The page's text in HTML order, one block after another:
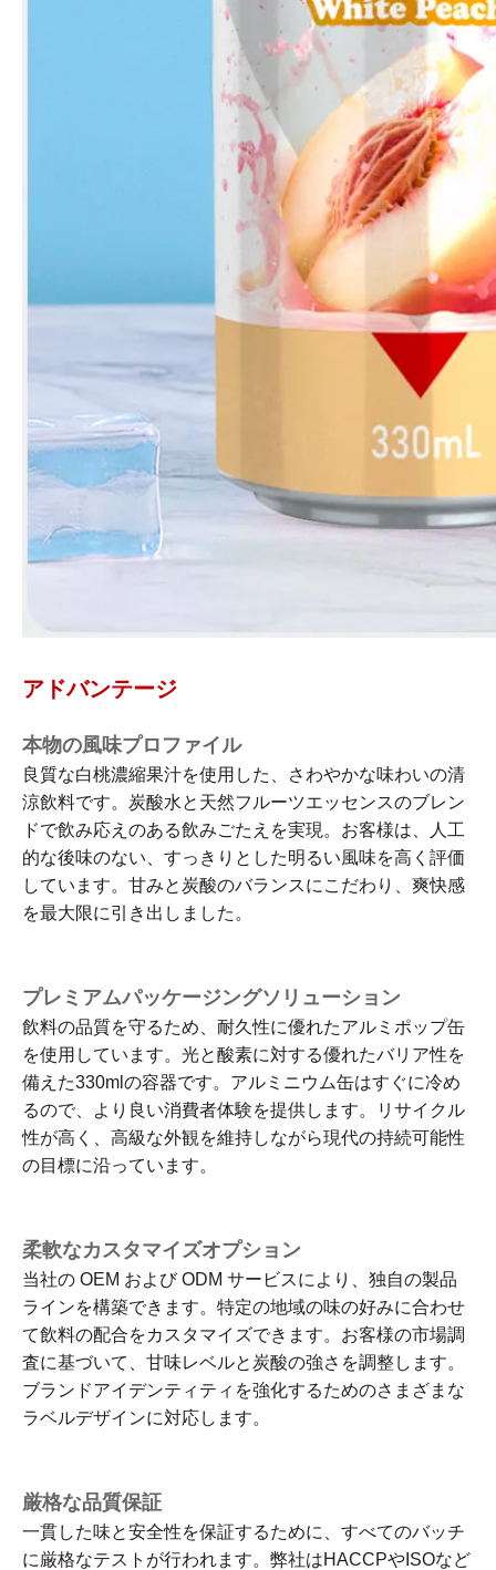
アドバンテージ
本物の風味プロファイル
良質な白桃濃縮果汁を使用した、さわやかな味わいの清
涼飲料です。炭酸水と天然フルーツエッセンスのブレン
ドで飲み応えのある飲みごたえを実現。お客様は、人工
的な後味のない、すっきりとした明るい風味を高く評価
しています。甘みと炭酸のバランスにこだわり、爽快感
を最大限に引き出しました。
プレミアムパッケージングソリューション
飲料の品質を守るため、耐久性に優れたアルミポップ缶
を使用しています。光と酸素に対する優れたバリア性を
備えた330mlの容器です。アルミニウム缶はすぐに冷め
るので、より良い消費者体験を提供します。リサイクル
性が高く、高級な外観を維持しながら現代の持続可能性
の目標に沿っています。
柔軟なカスタマイズオプション
当社の OEM および ODM サービスにより、独自の製品
ラインを構築できます。特定の地域の味の好みに合わせ
て飲料の配合をカスタマイズできます。お客様の市場調
査に基づいて、甘味レベルと炭酸の強さを調整します。
ブランドアイデンティティを強化するためのさまざまな
ラベルデザインに対応します。
厳格な品質保証
一貫した味と安全性を保証するために、すべてのバッチ
に厳格なテストが行​​われます。弊社はHACCPやISOなど